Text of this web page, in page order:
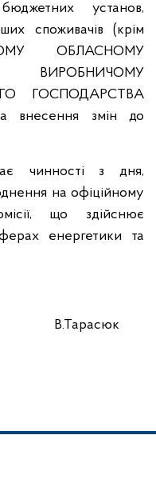
установ,
споживачів (крім
ОБЛАСНОМУ
ГОСПОДАРСТВА
внесення змін до
чинності з дня,
на офіційному
що здійснює
енергетики та